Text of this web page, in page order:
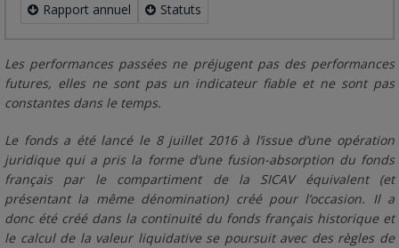
Rapport annuel
Statuts
Les performances passées ne préjugent pas des performances
futures, elles ne sont pas un indicateur fiable et ne sont pas
constantes dans le temps.
Le fonds a été lancé le 8 juillet 2016 à l’issue d’une opération
juridique qui a pris la forme d’une fusion-absorption du fonds
français par le compartiment de la SICAV équivalent (et
présentant la même dénomination) créé pour l’occasion. Il a
donc été créé dans la continuité du fonds français historique et
le calcul de la valeur liquidative se poursuit avec des règles de